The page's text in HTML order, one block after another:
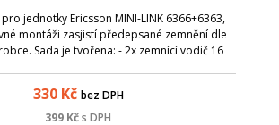
jednotky Ericsson MINI-LINK 6366+6363,
montáži zasjistí předepsané zemnění dle
Sada je tvořena: - 2x zemnící vodič 16
330Kč bez DPH
399 Kčs DPH